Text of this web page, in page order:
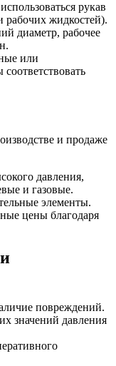
рукав
рабочих жидкостей).
диаметр, рабочее
или
и продаже
давления,
и газовые.
элементы.
цены благодаря
повреждений.
значений давления